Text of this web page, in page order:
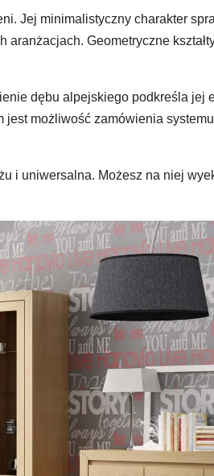
Jej minimalistyczny charakter
Geometryczne
dębu alpejskiego podkreśla jej
jest możliwość zamówienia systemu
i uniwersalna. Możesz na niej